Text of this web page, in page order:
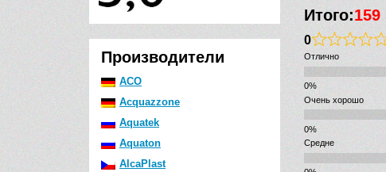
Производители
ACO
Acquazzone
Aquatek
Aquaton
AlcaPlast
Итого:159
0
Отлично
Очень хорошо
Средне